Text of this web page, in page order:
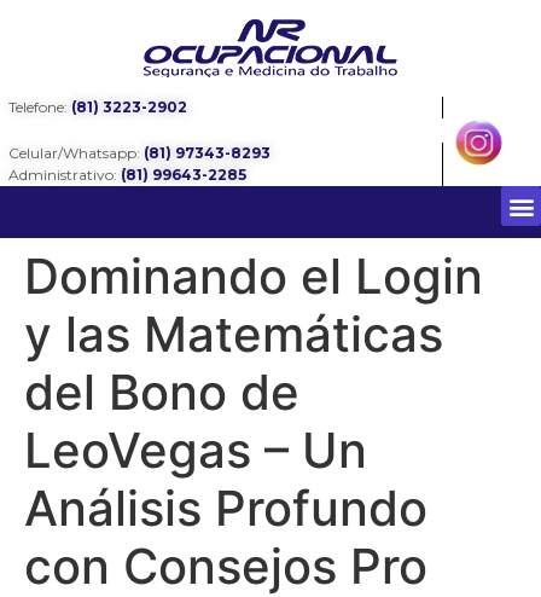
Telefone: (81) 3223-2902
Celular/Whatsapp: (81) 97343-8293
Administrativo: (81) 99643-2285
Dominando el Login
y las Matemáticas
del Bono de
LeoVegas – Un
Análisis Profundo
con Consejos Pro